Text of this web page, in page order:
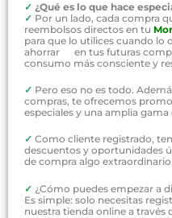
✓ ¿Qué es lo que hace
✓ Por un lado, cada compra
reembolsos directos en tu
para que lo utilices cuando lo
ahorrar en tus futuras
consumo más consciente y
✓ Pero eso no es todo.
compras, te ofrecemos
especiales y una amplia
✓ Como cliente registrado,
descuentos y oportunidades
de compra algo extraordinario.
✓ ¿Cómo puedes empezar a
Es simple: solo necesitas
nuestra tienda online a través